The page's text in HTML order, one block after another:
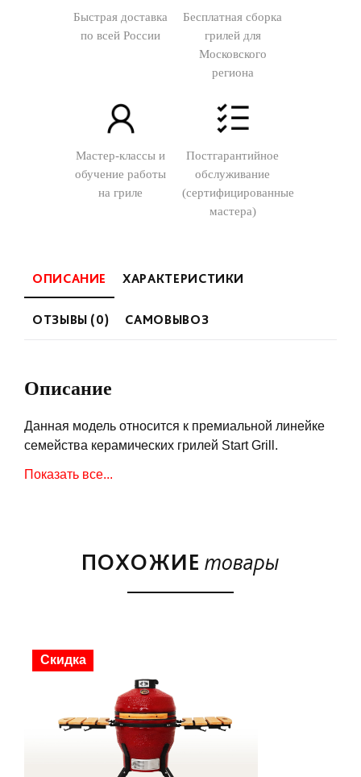
Быстрая доставка
по всей России
Бесплатная сборка
грилей для
Московского
региона
Мастер-классы и
обучение работы
на гриле
Постгарантийное
обслуживание
(сертифицированные
мастера)
ОПИСАНИЕ ХАРАКТЕРИСТИКИ
ОТЗЫВЫ (0) САМОВЫВОЗ
Описание
Данная модель относится к премиальной линейке
семейства керамических грилей Start Grill.
грилей Start Grill.
выполнен из экологически чистой толстостенной
керамики и очень прост в использовании,
потребуется совсем немного времени, чтобы
подготовить его к работе и начать готовить
настоящие кулинарные шедевры.
Показать все...
ПОХОЖИЕ товары
Скидка